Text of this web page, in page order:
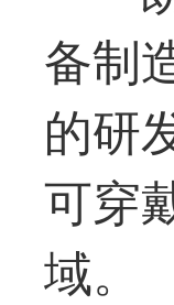
备制
的研
可穿
域。